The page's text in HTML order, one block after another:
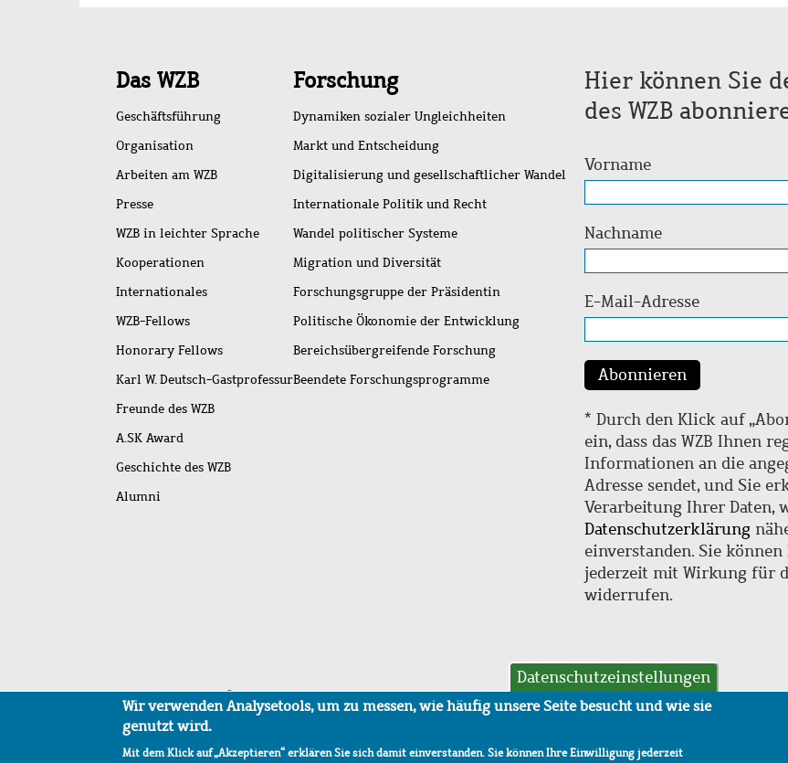
Schnellzugriff
Das WZB
Geschäftsführung
Organisation
Arbeiten am WZB
Presse
WZB in leichter Sprache
Kooperationen
Internationales
WZB-Fellows
Honorary Fellows
Karl W. Deutsch-Gastprofessur
Freunde des WZB
A.SK Award
Geschichte des WZB
Alumni
Forschung
Dynamiken sozialer Ungleichheiten
Markt und Entscheidung
Digitalisierung und gesellschaftlicher Wandel
Internationale Politik und Recht
Wandel politischer Systeme
Migration und Diversität
Forschungsgruppe der Präsidentin
Politische Ökonomie der Entwicklung
Bereichsübergreifende Forschung
Beendete Forschungsprogramme
Hier können Sie
des WZB
Vorname
Nachname
E-Mail-Adresse
Abonnieren
* Durch den Klick auf
ein, dass das WZB Ihnen
Informationen an die
Adresse sendet, und Sie
Verarbeitung Ihrer Daten,
Datenschutzerklärung
einverstanden. Sie
jederzeit mit Wirkung für
widerrufen.
Fußleistenmenü
SitemapBarrierefreiheitImpressumDatenschutzAVB
Datenschutzeinstellungen
Wir verwenden Analysetools, um zu messen, wie häufig unsere Seite besucht und wie sie
genutzt wird.
Mit dem Klick auf „Akzeptieren“ erklären Sie sich damit einverstanden. Sie können Ihre Einwilligung jederzeit